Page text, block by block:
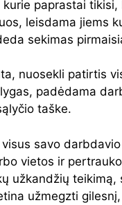
paprastai
leisdama jiems
sekimas
nuosekli patirtis
padėdama
taške.
savo
vietos ir
užkandžių
užmegzti